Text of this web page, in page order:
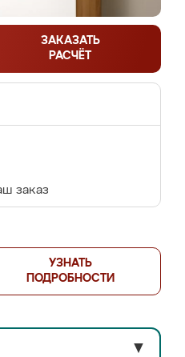
ЗАКАЗАТЬ
РАСЧЁТ
заказ
УЗНАТЬ
ПОДРОБНОСТИ
▼